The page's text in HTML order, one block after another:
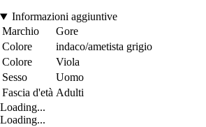
Informazioni aggiuntive
Marchio
Gore
Colore
indaco/ametista grigio
Colore
Viola
Sesso
Uomo
Fascia d'età Adulti
Loading...
Loading...